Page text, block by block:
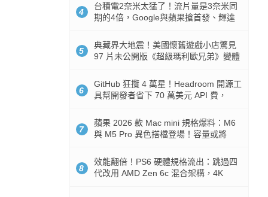
4
台積電2奈米太猛了！流片量是3奈米同
期的4倍，Google與蘋果搶首發、輝達
5
典藏界大地震！美國懷舊遊戲小店驚見
97 片未公開版《超級瑪利歐兄弟》變體
6
GitHub 狂攬 4 萬星！Headroom 開源工
具幫開發者省下 70 萬美元 API 費，
7
蘋果 2026 款 Mac mini 規格爆料：M6
與 M5 Pro 異色搭檔登場！容量或將
8
效能翻倍！PS6 硬體規格流出：跳過四
代改用 AMD Zen 6c 混合架構，4K